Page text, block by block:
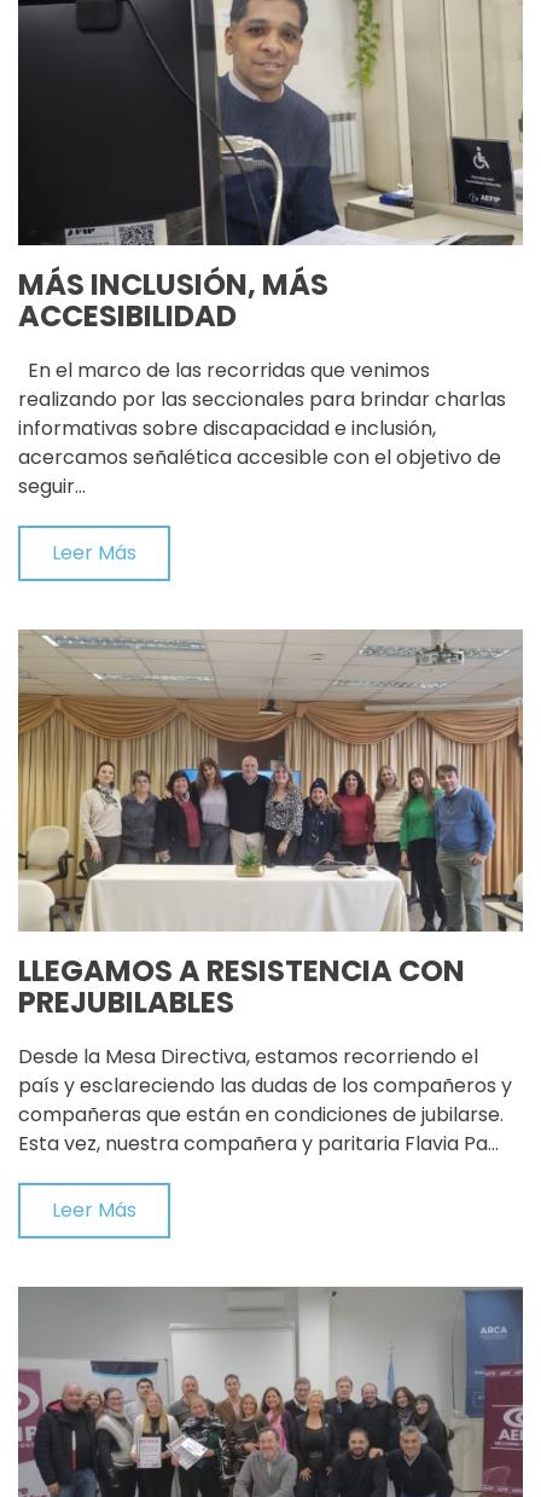
MÁS INCLUSIÓN, MÁS
ACCESIBILIDAD
En el marco de las recorridas que venimos
realizando por las seccionales para brindar charlas
informativas sobre discapacidad e inclusión,
acercamos señalética accesible con el objetivo de
seguir…
Leer Más
LLEGAMOS A RESISTENCIA CON
PREJUBILABLES
Desde la Mesa Directiva, estamos recorriendo el
país y esclareciendo las dudas de los compañeros y
compañeras que están en condiciones de jubilarse.
Esta vez, nuestra compañera y paritaria Flavia Pa…
Leer Más